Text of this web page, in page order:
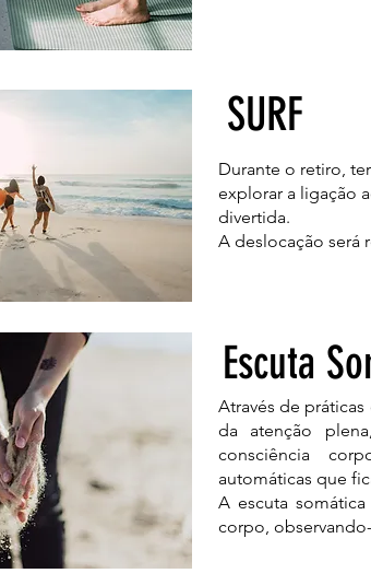
Durante o retiro,
explorar a ligação
divertida.
A deslocação será
SURF
Escuta
Através de
da atenção
consciência
automáticas que
A escuta
corpo,